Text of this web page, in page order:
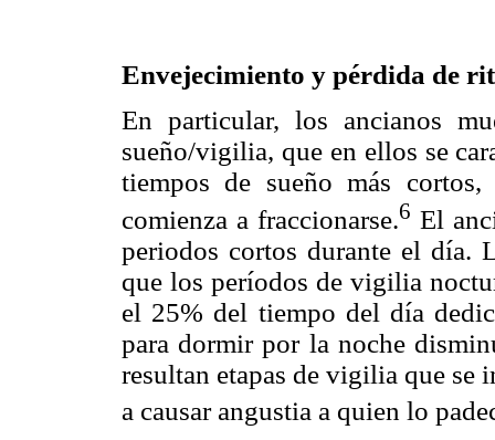
Envejecimiento y pérdida de
En particular, los ancianos
sueño/vigilia, que en ellos se
tiempos de sueño más
comienza a fraccionarse.6 El
periodos cortos durante el día.
que los períodos de vigilia
el 25% del tiempo del día
para dormir por la noche
resultan etapas de vigilia que se
a causar angustia a quien lo